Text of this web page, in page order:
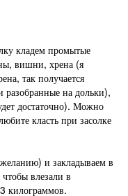
кладем промытые
вишни, хрена (я
так получается
разобранные на дольки),
достаточно). Можно
класть при засолке
и закладываем в
влезали в
килограммов.